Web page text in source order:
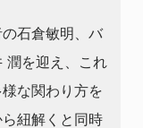
石倉敏明、バ
潤を迎え、これ
な関わり方を
紐解くと同時